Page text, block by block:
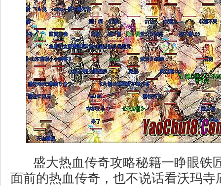
盛大热血传奇攻略秘籍一睁眼铁
面前的热血传奇，也不说话看沃玛寺